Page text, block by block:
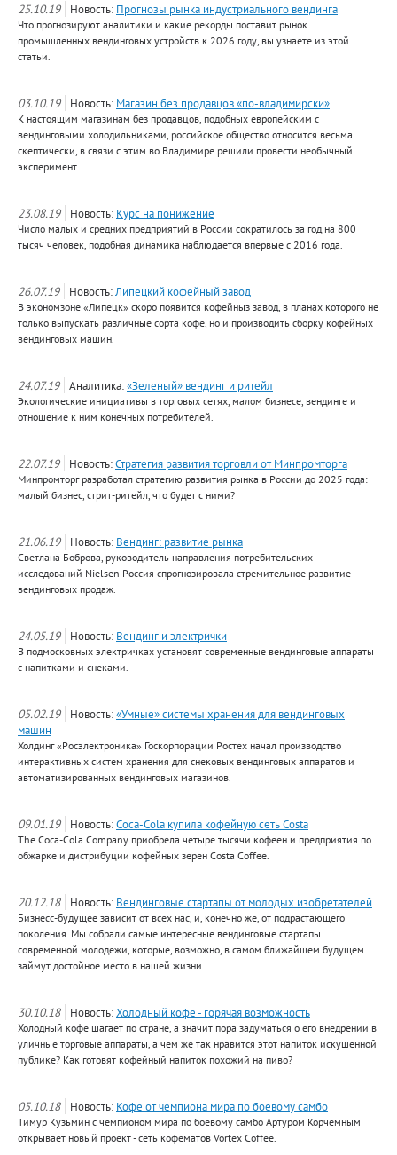
25.10.19 Новость: Прогнозы рынка индустриального вендинга
Что прогнозируют аналитики и какие рекорды поставит рынок
промышленных вендинговых устройств к 2026 году, вы узнаете из этой
статьи.
03.10.19 Новость: Магазин без продавцов «по-владимирски»
К настоящим магазинам без продавцов, подобных европейским с
вендинговыми холодильниками, российское общество относится весьма
скептически, в связи с этим во Владимире решили провести необычный
эксперимент.
23.08.19 Новость: Курс на понижение
Число малых и средних предприятий в России сократилось за год на 800
тысяч человек, подобная динамика наблюдается впервые с 2016 года.
26.07.19 Новость:Липецкий кофейный завод
В экономзоне «Липецк» скоро появится кофейныз завод, в планах которого не
только выпускать различные сорта кофе, но и производить сборку кофейных
вендинговых машин.
24.07.19 Аналитика:«Зеленый» вендинг и ритейл
Экологические инициативы в торговых сетях, малом бизнесе, вендинге и
отношение к ним конечных потребителей.
22.07.19 Новость:Стратегия развития торговли от Минпромторга
Минпромторг разработал стратегию развития рынка в России до 2025 года:
малый бизнес, стрит-ритейл, что будет с ними?
21.06.19 Новость: Вендинг: развитие рынка
Светлана Боброва, руководитель направления потребительских
исследований Nielsen Россия спрогнозировала стремительное развитие
вендинговых продаж.
24.05.19 Новость: Вендинг и электрички
В подмосковных электричках установят современные вендинговые аппараты
с напитками и снеками.
05.02.19 Новость:«Умные» системы хранения для вендинговых
машин
Холдинг «Росэлектроника» Госкорпорации Ростех начал производство
интерактивных систем хранения для снековых вендинговых аппаратов и
автоматизированных вендинговых магазинов.
09.01.19 Новость:Coca-Cola купила кофейную сеть Costa
The Coca-Cola Company приобрела четыре тысячи кофеен и предприятия по
обжарке и дистрибуции кофейных зерен Costa Coffee.
20.12.18 Новость: Вендинговые стартапы от молодых изобретателей
Бизнесс-будущее зависит от всех нас, и, конечно же, от подрастающего
поколения. Мы собрали самые интересные вендинговые стартапы
современной молодежи, которые, возможно, в самом ближайшем будущем
займут достойное место в нашей жизни.
30.10.18 Новость:Холодный кофе - горячая возможность
Холодный кофе шагает по стране, а значит пора задуматься о его внедрении в
уличные торговые аппараты, а чем же так нравится этот напиток искушенной
публике? Как готовят кофейный напиток похожий на пиво?
05.10.18 Новость: Кофе от чемпиона мира по боевому самбо
Тимур Кузьмин с чемпионом мира по боевому самбо Артуром Корчемным
открывает новый проект - сеть кофематов Vortex Coffee.